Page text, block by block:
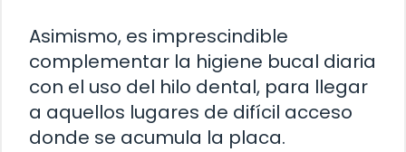
Asimismo, es imprescindible
complementar la higiene bucal diaria
con el uso del hilo dental, para llegar
a aquellos lugares de difícil acceso
donde se acumula la placa.